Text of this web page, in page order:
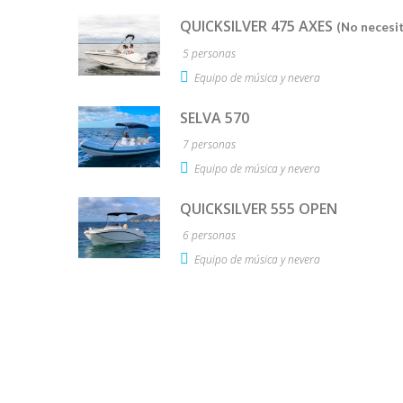
QUICKSILVER 475 AXES (No
5 personas
Equipo de música y nevera
SELVA 570
7 personas
Equipo de música y nevera
QUICKSILVER 555 OPEN
6 personas
Equipo de música y nevera